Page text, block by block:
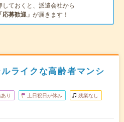
しておくと、派遣会社から
「応募歓迎」 が届きます！
ライクな高齢者マンシ
り 土日祝日が休み 残業なし